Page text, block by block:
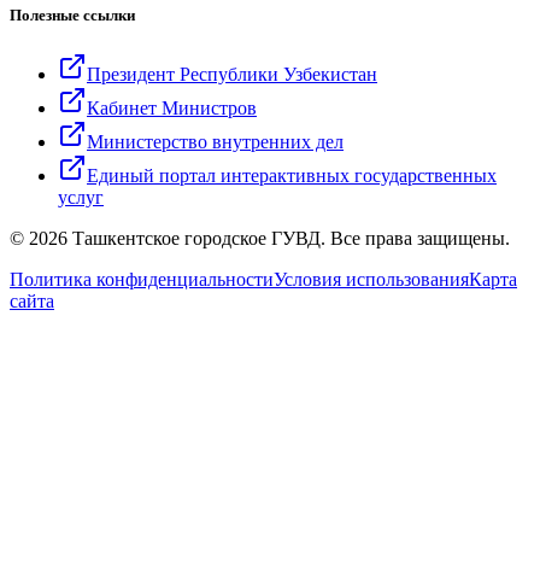
Полезные ссылки
Президент Республики Узбекистан
Кабинет Министров
Министерство внутренних дел
Единый портал интерактивных государственных
услуг
© 2026 Ташкентское городское ГУВД. Все права защищены.
Политика конфиденциальностиУсловия использованияКарта
сайта